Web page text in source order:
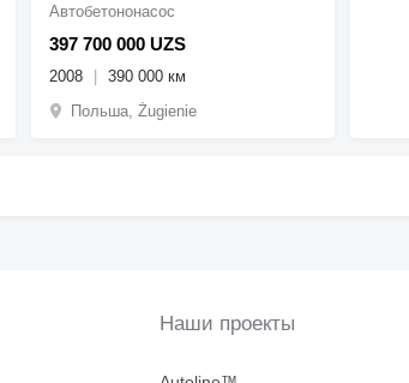
397 700 000 UZS
Автобетононасос
2008
390 000 км
Польша, Żugienie
Наши проекты